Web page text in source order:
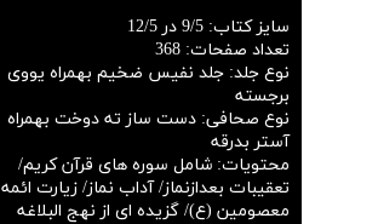
سایز کتاب: 9/5 در 12/5
تعداد صفحات:
368
نوع جلد: جلد نفیس ضخیم بهمراه یووی
برجسته
نوع صحافی: دست ساز ته دوخت بهمراه
آستر بدرقه
محتویات: شامل سوره های قرآن کریم/
تعقیبات بعدازنماز/ آداب نماز/ زیارت ائمه
معصومین (ع)/ گزیده ای از نهج البلاغه